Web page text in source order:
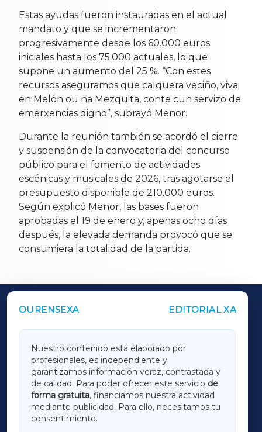
Estas ayudas fueron instauradas en el actual
mandato y que se incrementaron
progresivamente desde los 60.000 euros
iniciales hasta los 75.000 actuales, lo que
supone un aumento del 25 %. “Con estes
recursos aseguramos que calquera veciño, viva
en Melón ou na Mezquita, conte cun servizo de
emerxencias digno”, subrayó Menor.
Durante la reunión también se acordó el cierre
y suspensión de la convocatoria del concurso
público para el fomento de actividades
escénicas y musicales de 2026, tras agotarse el
presupuesto disponible de 210.000 euros.
Según explicó Menor, las bases fueron
aprobadas el 19 de enero y, apenas ocho días
después, la elevada demanda provocó que se
consumiera la totalidad de la partida.
OURENSEXA EDITORIAL XA
Nuestro contenido está elaborado por
profesionales, es independiente y
garantizamos información veraz, contrastada y
de calidad. Para poder ofrecer este servicio de
forma gratuita, financiamos nuestra actividad
mediante publicidad. Para ello, necesitamos tu
consentimiento.
OUTROS PERIÓDICOS
LUGOXA
TERRACHAXA